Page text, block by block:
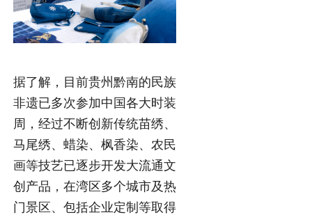
据了解，目前贵州黔南的民族
非遗已多次参加中国各大时装
周，经过不断创新传统苗绣、
马尾绣、蜡染、枫香染、农民
画等技艺已逐步开发大流通文
创产品，在湾区多个城市及热
门景区、包括企业定制等取得